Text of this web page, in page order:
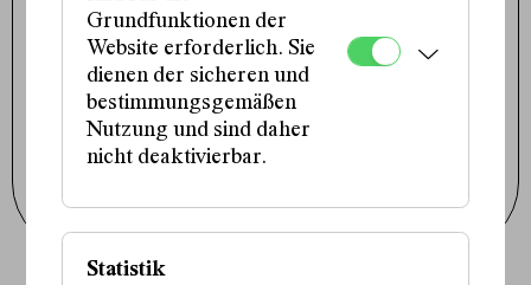
Impressum / Datenschutz
Presse / Downloads
Cookie-Einstellungen
Instagram
Facebook
Tiktok
Grundfunktionen der
Website erforderlich. Sie
dienen der sicheren und
bestimmungsgemäßen
Nutzung und sind daher
nicht deaktivierbar.
Statistik